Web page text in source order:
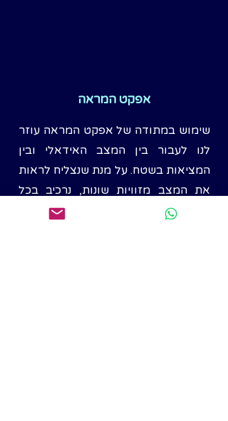
אפקט המראה
שימוש במתודה של אפקט המראה עוזר
לנו לעבור בין המצב האידאלי ובין
המציאות בשטח. על מנת שנצליח לראות
את המצב מזוויות שונות, נרכיב בכל
פעם משקפיים אחרות, פעם של הנהלה,